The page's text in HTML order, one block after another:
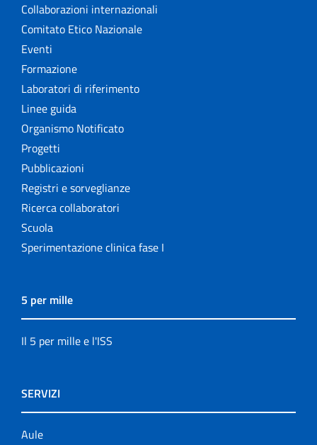
Collaborazioni internazionali
Comitato Etico Nazionale
Eventi
Formazione
Laboratori di riferimento
Linee guida
Organismo Notificato
Progetti
Pubblicazioni
Registri e sorveglianze
Ricerca collaboratori
Scuola
Sperimentazione clinica fase I
5 per mille
Il 5 per mille e l'ISS
SERVIZI
Aule